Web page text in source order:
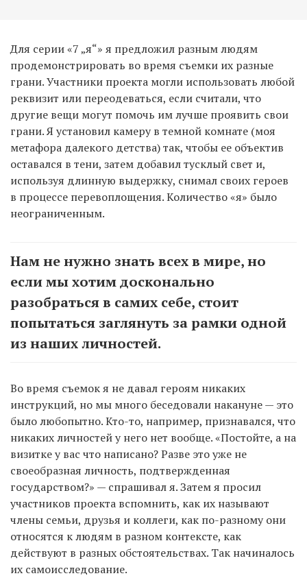
Для серии «7 „я“» я предложил разным людям
продемонстрировать во время съемки их разные
грани. Участники проекта могли использовать любой
реквизит или переодеваться, если считали, что
другие вещи могут помочь им лучше проявить свои
грани. Я установил камеру в темной комнате (моя
метафора далекого детства) так, чтобы ее объектив
оставался в тени, затем добавил тусклый свет и,
используя длинную выдержку, снимал своих героев
в процессе перевоплощения. Количество «я» было
неограниченным.
Нам не нужно знать всех в мире, но
если мы хотим досконально
разобраться в самих себе, стоит
попытаться заглянуть за рамки одной
из наших личностей.
Во время съемок я не давал героям никаких
инструкций, но мы много беседовали накануне — это
было любопытно. Кто-то, например, признавался, что
никаких личностей у него нет вообще. «Постойте, а на
визитке у вас что написано? Разве это уже не
своеобразная личность, подтвержденная
государством?» — спрашивал я. Затем я просил
участников проекта вспомнить, как их называют
члены семьи, друзья и коллеги, как по-разному они
относятся к людям в разном контексте, как
действуют в разных обстоятельствах. Так начиналось
их самоисследование.